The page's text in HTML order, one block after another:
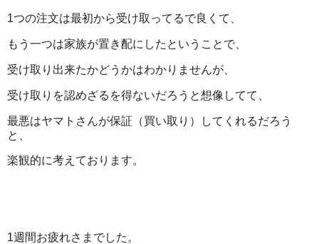
1つの注文は最初から受け取ってるで良くて、
もう一つは家族が置き配にしたということで、
受け取り出来たかどうかはわかりませんが、
受け取りを認めざるを得ないだろうと想像してて、
最悪はヤマトさんが保証（買い取り）してくれるだろう
と、
楽観的に考えております。
1週間お疲れさまでした。